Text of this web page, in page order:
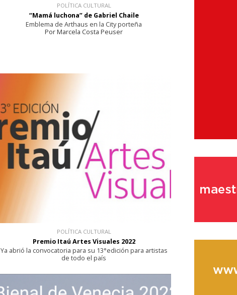
POLÍTICA CULTURAL
“Mamá luchona” de Gabriel Chaile
Emblema de Arthaus en la City porteña
Por Marcela Costa Peuser
POLÍTICA CULTURAL
Premio Itaú Artes Visuales 2022
Ya abrió la convocatoria para su 13°edición para artistas
de todo el país